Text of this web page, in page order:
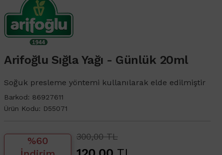
Arifoğlu Sığla Yağı - Günlük 20ml
Soğuk presleme yöntemi kullanılarak elde edilmiştir
Barkod: 86927611
Ürün Kodu: D55071
%60
300,00 TL